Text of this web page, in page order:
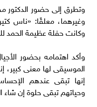
وتطرق إلى حضور
وغيرهما، معلقًا: «ناس
وكانت حفلة عظيمة الحمد
وأكد اهتمامه بحضور
الموسيقى لها معنى كبير،
إنها تبقى عندهم
وحياتهم تبقى حلوة إن شاء